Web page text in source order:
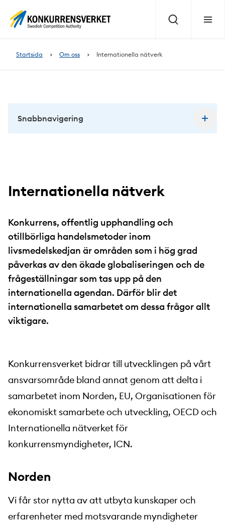
Sök Meny
Startsida Om oss Internationella nätverk
Internationella nätverk
Konkurrens, offentlig upphandling och
otillbörliga handelsmetoder inom
livsmedelskedjan är områden som i hög grad
påverkas av den ökade globaliseringen och de
frågeställningar som tas upp på den
internationella agendan. Därför blir det
internationella samarbetet om dessa frågor allt
viktigare.
Konkurrensverket bidrar till utvecklingen på vårt
ansvarsområde bland annat genom att delta i
samarbetet inom Norden, EU, Organisationen för
ekonomiskt samarbete och utveckling, OECD och
Internationella nätverket för
konkurrensmyndigheter, ICN.
Norden
Vi får stor nytta av att utbyta kunskaper och
erfarenheter med motsvarande myndigheter
Snabbnavigering